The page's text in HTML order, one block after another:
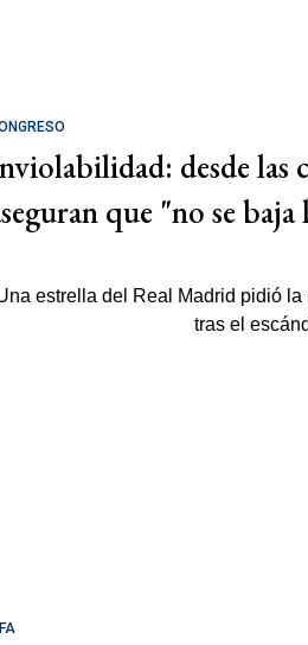
desde las
que "no se